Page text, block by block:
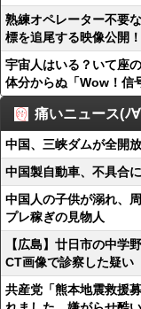
熟練オペレーター不要
標を追尾する映像公開！
宇宙人はいる？いて座
体分からぬ「Wow！信
痛いニュース(ﾉ
中国、三峡ダムが全開
中国製自動車、不具合
中国人の子供が溺れ、
プレ稼ぎの見物人
【広島】廿日市の中
CT画像で診察した疑
共産党「熊本地震救援